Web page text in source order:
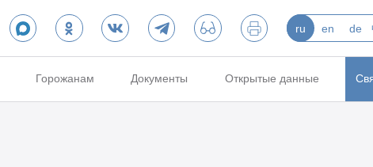
ru en de
Горожанам Документы Открытые данные